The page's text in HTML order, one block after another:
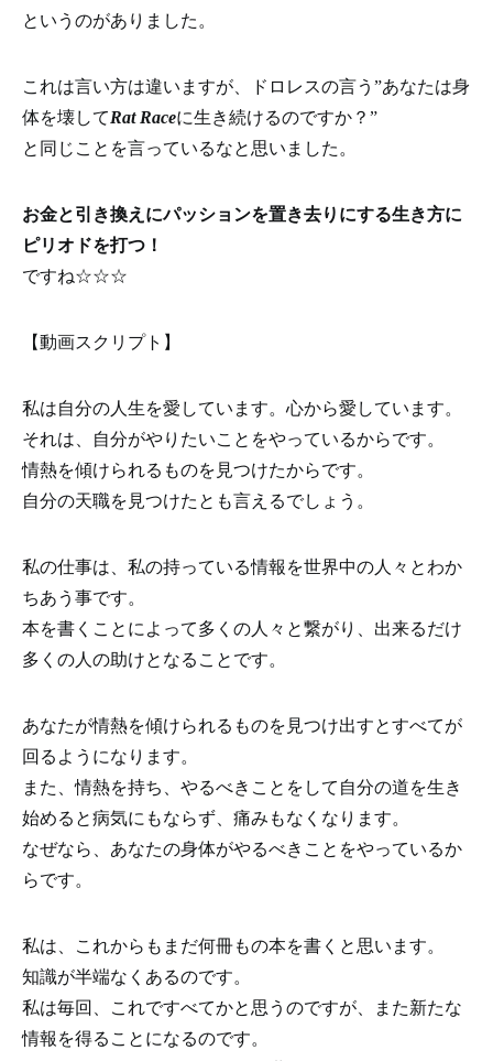
というのがありました。
これは言い方は違いますが、ドロレスの言う”あなたは身
体を壊してRat Raceに生き続けるのですか？”
と同じことを言っているなと思いました。
お金と引き換えにパッションを置き去りにする生き方に
ピリオドを打つ！
ですね☆☆☆
【動画スクリプト】
私は自分の人生を愛しています。心から愛しています。
それは、自分がやりたいことをやっているからです。
情熱を傾けられるものを見つけたからです。
自分の天職を見つけたとも言えるでしょう。
私の仕事は、私の持っている情報を世界中の人々とわか
ちあう事です。
本を書くことによって多くの人々と繋がり、出来るだけ
多くの人の助けとなることです。
あなたが情熱を傾けられるものを見つけ出すとすべてが
回るようになります。
また、情熱を持ち、やるべきことをして自分の道を生き
始めると病気にもならず、痛みもなくなります。
なぜなら、あなたの身体がやるべきことをやっているか
らです。
私は、これからもまだ何冊もの本を書くと思います。
知識が半端なくあるのです。
私は毎回、これですべてかと思うのですが、また新たな
情報を得ることになるのです。